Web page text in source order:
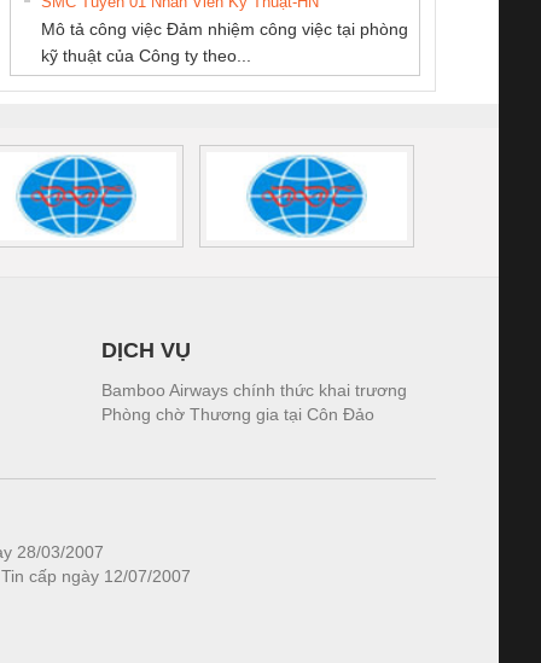
16I+
(2502520000)
BKE 1K5.4
(7791400879)2. Giá
Mô tả công việc Đảm nhiệm công việc tại phòng
kỹ thuật của Công ty theo...
DỊCH VỤ
Bamboo Airways chính thức khai trương
Phòng chờ Thương gia tại Côn Đảo
28/03/2007
cấp ngày 12/07/2007